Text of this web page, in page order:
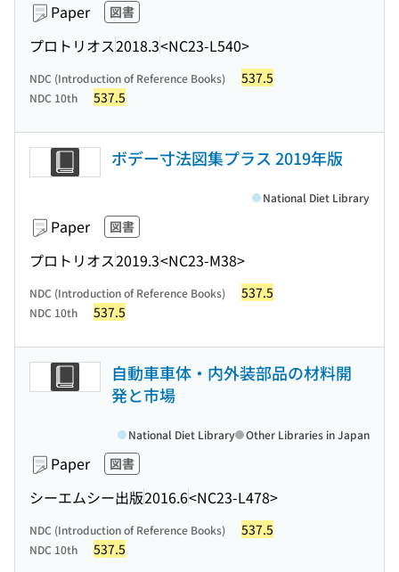
Paper 図書
プロトリオス2018.3<NC23-L540>
NDC (Introduction of Reference Books) 537.5
NDC 10th 537.5
ボデー寸法図集プラス 2019年版
Paper 図書
プロトリオス2019.3<NC23-M38>
National Diet Library
NDC (Introduction of Reference Books) 537.5
NDC 10th 537.5
自動車車体・内外装部品の材料開
発と市場
Paper 図書
シーエムシー出版2016.6<NC23-L478>
National Diet Library Other Libraries in Japan
NDC (Introduction of Reference Books) 537.5
NDC 10th 537.5